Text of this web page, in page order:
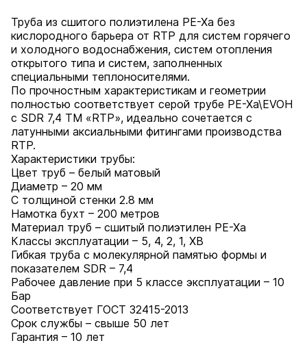
Труба из сшитого полиэтилена PE-Xa без
кислородного барьера от RTP для систем горячего
и холодного водоснабжения, систем отопления
открытого типа и систем, заполненных
специальными теплоносителями.
По прочностным характеристикам и геометрии
полностью соответствует серой трубе PE-Xa\EVOH
с SDR 7,4 ТМ «RTP», идеально сочетается с
латунными аксиальными фитингами производства
RTP.
Характеристики трубы:
Цвет труб – белый матовый
Диаметр – 20 мм
С толщиной стенки 2.8 мм
Намотка бухт – 200 метров
Материал труб – сшитый полиэтилен PE-Xa
Классы эксплуатации – 5, 4, 2, 1, ХВ
Гибкая труба с молекулярной памятью формы и
показателем SDR – 7,4
Рабочее давление при 5 классе эксплуатации – 10
Бар
Соответствует ГОСТ 32415-2013
Срок службы – свыше 50 лет
Гарантия – 10 лет